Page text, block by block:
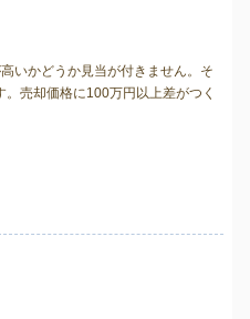
いかどうか見当が付きません。そ
売却価格に100万円以上差がつく